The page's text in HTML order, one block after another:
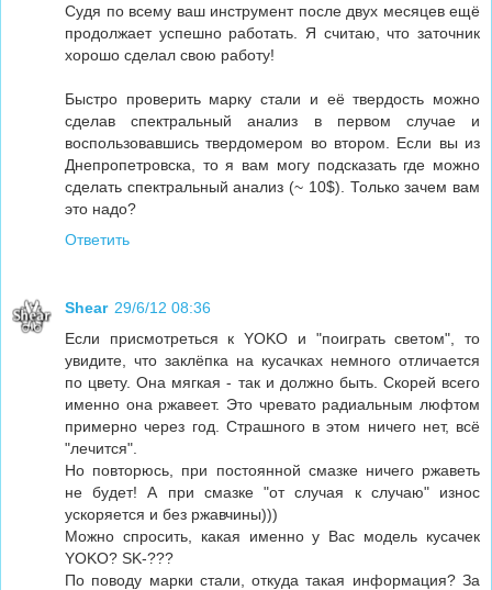
Судя по всему ваш инструмент после двух месяцев ещё
продолжает успешно работать. Я считаю, что заточник
хорошо сделал свою работу!
Быстро проверить марку стали и её твердость можно
сделав спектральный анализ в первом случае и
воспользовавшись твердомером во втором. Если вы из
Днепропетровска, то я вам могу подсказать где можно
сделать спектральный анализ (~ 10$). Только зачем вам
это надо?
Ответить
Shear 29/6/12 08:36
Если присмотреться к YOKO и "поиграть светом", то
увидите, что заклёпка на кусачках немного отличается
по цвету. Она мягкая - так и должно быть. Скорей всего
именно она ржавеет. Это чревато радиальным люфтом
примерно через год. Страшного в этом ничего нет, всё
"лечится".
Но повторюсь, при постоянной смазке ничего ржаветь
не будет! А при смазке "от случая к случаю" износ
ускоряется и без ржавчины)))
Можно спросить, какая именно у Вас модель кусачек
YOKO? SK-???
По поводу марки стали, откуда такая информация? За